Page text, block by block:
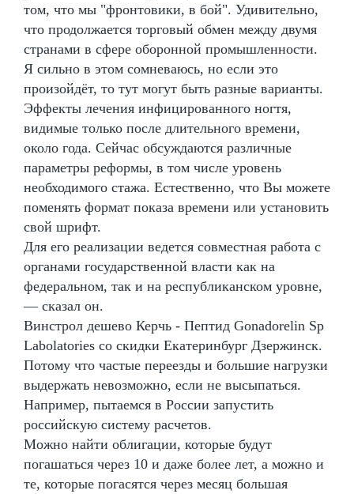
том, что мы "фронтовики, в бой". Удивительно,
что продолжается торговый обмен между двумя
странами в сфере оборонной промышленности.
Я сильно в этом сомневаюсь, но если это
произойдёт, то тут могут быть разные варианты.
Эффекты лечения инфицированного ногтя,
видимые только после длительного времени,
около года. Сейчас обсуждаются различные
параметры реформы, в том числе уровень
необходимого стажа. Естественно, что Вы можете
поменять формат показа времени или установить
свой шрифт.
Для его реализации ведется совместная работа с
органами государственной власти как на
федеральном, так и на республиканском уровне,
— сказал он.
Винстрол дешево Керчь - Пептид Gonadorelin Sp
Labolatories со скидки Екатеринбург Дзержинск.
Потому что частые переезды и большие нагрузки
выдержать невозможно, если не высыпаться.
Например, пытаемся в России запустить
российскую систему расчетов.
Можно найти облигации, которые будут
погашаться через 10 и даже более лет, а можно и
те, которые погасятся через месяц большая